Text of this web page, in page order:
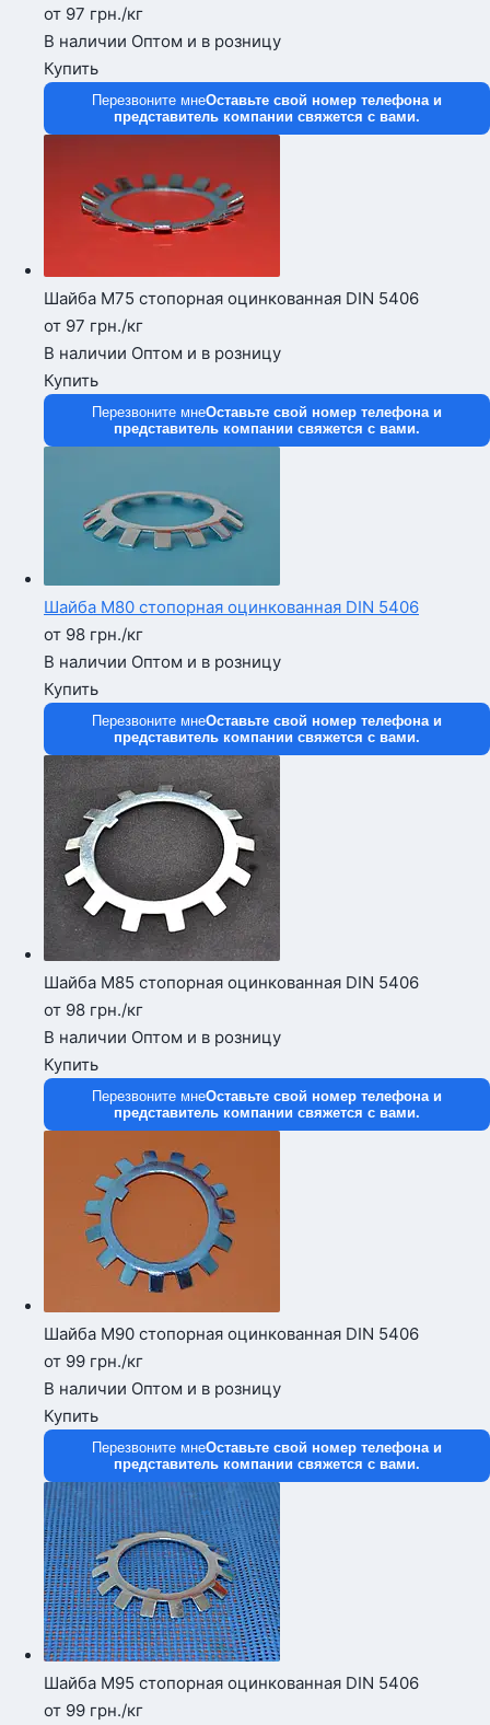
от 97 грн./кг
В наличии Оптом и в розницу
Купить
Перезвоните мнеОставьте свой номер телефона и
представитель компании свяжется с вами.
Шайба М75 стопорная оцинкованная DIN 5406
от 97 грн./кг
В наличии Оптом и в розницу
Купить
Перезвоните мнеОставьте свой номер телефона и
представитель компании свяжется с вами.
Шайба М80 стопорная оцинкованная DIN 5406
от 98 грн./кг
В наличии Оптом и в розницу
Купить
Перезвоните мнеОставьте свой номер телефона и
представитель компании свяжется с вами.
Шайба М85 стопорная оцинкованная DIN 5406
от 98 грн./кг
В наличии Оптом и в розницу
Купить
Перезвоните мнеОставьте свой номер телефона и
представитель компании свяжется с вами.
Шайба М90 стопорная оцинкованная DIN 5406
от 99 грн./кг
В наличии Оптом и в розницу
Купить
Перезвоните мнеОставьте свой номер телефона и
представитель компании свяжется с вами.
Шайба М95 стопорная оцинкованная DIN 5406
от 99 грн./кг